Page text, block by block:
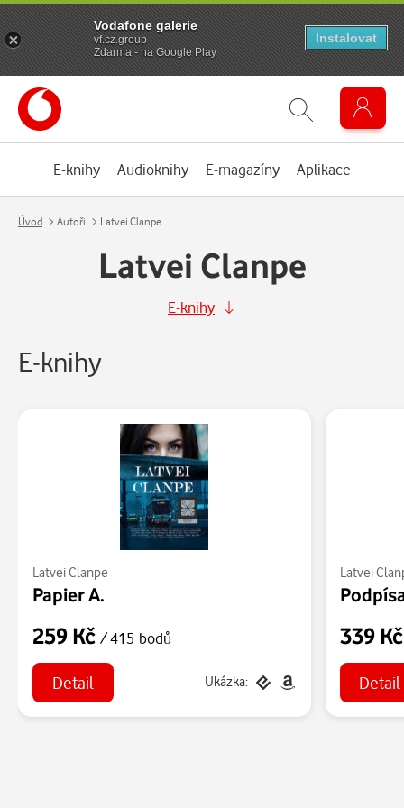
E-knihy Audioknihy E-magazíny Aplikace
Úvod Autoři Latvei Clanpe
Latvei Clanpe
E-knihy
E-knihy
Latvei Clanpe
Papier A.
259 Kč / 415 bodů
Detail Ukázka:
Latvei
339
Detail
Vodafone galerie
vf.cz.group
Zdarma - na Google Play
Instalovat